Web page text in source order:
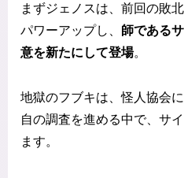
まずジェノスは、前回の敗
パワーアップし、 師である
意を新たにして登場。
地獄のフブキは、怪人協会
自の調査を進める中で、サ
ます。